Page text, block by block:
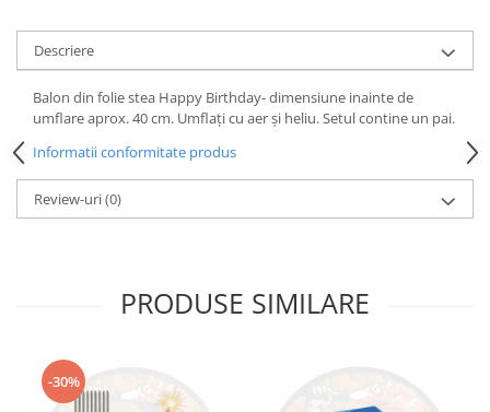
Descriere
Balon din folie stea Happy Birthday- dimensiune inainte de
umflare aprox. 40 cm. Umflați cu aer și heliu. Setul contine un pai.
Informatii conformitate produs
Review-uri(0)
PRODUSE SIMILARE
-30%